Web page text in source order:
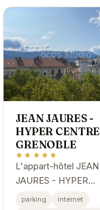
JEAN JAURES -
HYPER CENTRE
GRENOBLE
★★★★★
L'appart-hôtel JEAN
JAURES - HYPER
CENTRE GRENOBLE
parking
internet